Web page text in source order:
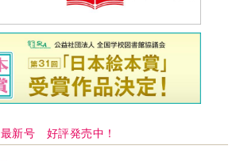
最新号 好評発売中！